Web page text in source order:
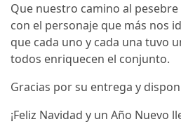
Que nuestro camino al
con el personaje que más nos
que cada uno y cada una tuvo
todos enriquecen el conjunto.
Gracias por su entrega y
¡Feliz Navidad y un Año Nuevo